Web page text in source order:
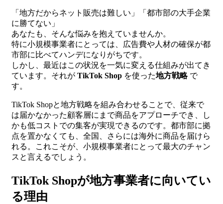
「地方だからネット販売は難しい」「都市部の大手企業
に勝てない」
あなたも、そんな悩みを抱えていませんか。
特に小規模事業者にとっては、広告費や人材の確保が都
市部に比べてハンデになりがちです。
しかし、最近はこの状況を一気に変える仕組みが出てき
ています。それが TikTok Shop を使った地方戦略で
す。
TikTok Shopと地方戦略を組み合わせることで、従来で
は届かなかった顧客層にまで商品をアプローチでき、し
かも低コストでの集客が実現できるのです。都市部に拠
点を置かなくても、全国、さらには海外に商品を届けら
れる。これこそが、小規模事業者にとって最大のチャン
スと言えるでしょう。
TikTok Shopが地方事業者に向いてい
る理由